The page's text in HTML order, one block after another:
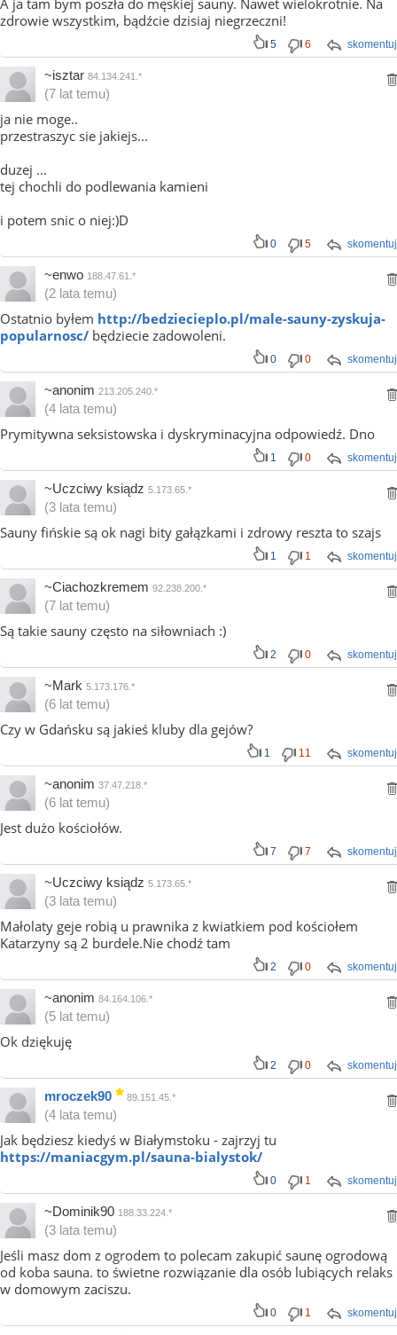
A ja tam bym poszła do męskiej sauny. Nawet wielokrotnie. Na
zdrowie wszystkim, bądźcie dzisiaj niegrzeczni!
skomentuj
5 6
~isztar 84.134.241.*
(7 lat temu)
ja nie moge..
przestraszyc sie jakiejs...
duzej ...
tej chochli do podlewania kamieni
i potem snic o niej:)D
skomentuj
0 5
~enwo 188.47.61.*
(2 lata temu)
Ostatnio byłem http://bedziecieplo.pl/male-sauny-zyskuja-
popularnosc/ będziecie zadowoleni.
skomentuj
0 0
~anonim 213.205.240.*
(4 lata temu)
Prymitywna seksistowska i dyskryminacyjna odpowiedź. Dno
skomentuj
1 0
~Uczciwy ksiądz 5.173.65.*
(3 lata temu)
Sauny fińskie są ok nagi bity gałązkami i zdrowy reszta to szajs
skomentuj
1 1
~Ciachozkremem 92.238.200.*
(7 lat temu)
Są takie sauny często na siłowniach :)
skomentuj
2 0
~Mark 5.173.176.*
(6 lat temu)
Czy w Gdańsku są jakieś kluby dla gejów?
skomentuj
1 11
~anonim 37.47.218.*
(6 lat temu)
Jest dużo kościołów.
skomentuj
7 7
~Uczciwy ksiądz 5.173.65.*
(3 lata temu)
Małolaty geje robią u prawnika z kwiatkiem pod kościołem
Katarzyny są 2 burdele.Nie chodź tam
skomentuj
2 0
~anonim 84.164.106.*
(5 lat temu)
Ok dziękuję
skomentuj
2 0
mroczek90 89.151.45.*
(4 lata temu)
Jak będziesz kiedyś w Białymstoku - zajrzyj tu
https://maniacgym.pl/sauna-bialystok/
skomentuj
0 1
~Dominik90 188.33.224.*
(3 lata temu)
Jeśli masz dom z ogrodem to polecam zakupić saunę ogrodową
od koba sauna. to świetne rozwiązanie dla osób lubiących relaks
w domowym zaciszu.
skomentuj
0 1